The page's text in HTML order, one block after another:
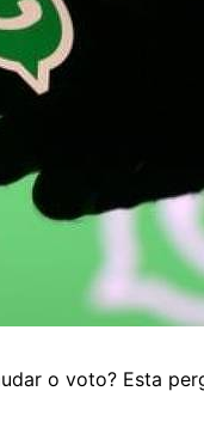
o voto? Esta